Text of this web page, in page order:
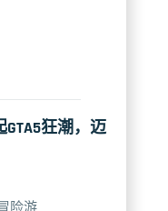
狂潮，迈
险游